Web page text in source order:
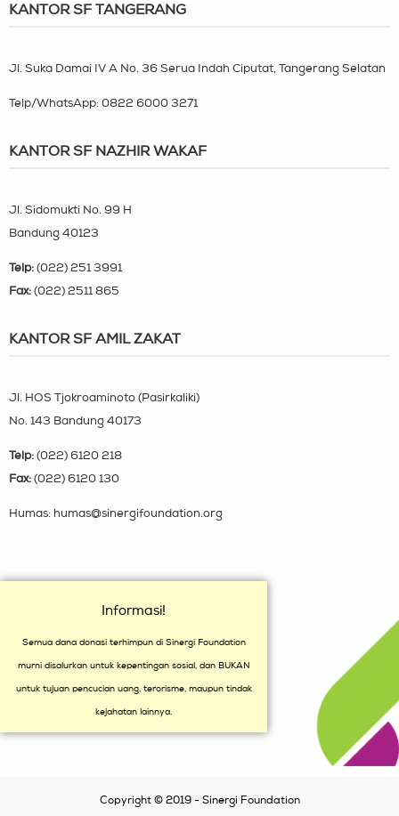
KANTOR SF TANGERANG
Jl. Suka Damai IV A No. 36 Serua Indah Ciputat, Tangerang Selatan
Telp/WhatsApp: 0822 6000 3271
KANTOR SF NAZHIR WAKAF
Jl. Sidomukti No. 99 H
Bandung 40123
Telp: (022) 251 3991
Fax: (022) 2511 865
KANTOR SF AMIL ZAKAT
Jl. HOS Tjokroaminoto (Pasirkaliki)
No. 143 Bandung 40173
Telp: (022) 6120 218
Fax: (022) 6120 130
Humas: humas@sinergifoundation.org
Informasi!
Semua dana donasi terhimpun di Sinergi Foundation
murni disalurkan untuk kepentingan sosial, dan BUKAN
untuk tujuan pencucian uang, terorisme, maupun tindak
kejahatan lainnya.
Copyright © 2019 - Sinergi Foundation